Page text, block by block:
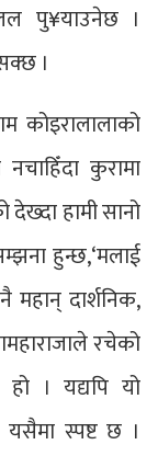
पु¥याउनेछ ।
।
कोइरालालाको
कुरामा
हामी सानो
हुन्छ,‘मलाई
दार्शनिक,
रचेको
। यद्यपि यो
यसैमा स्पष्ट छ ।